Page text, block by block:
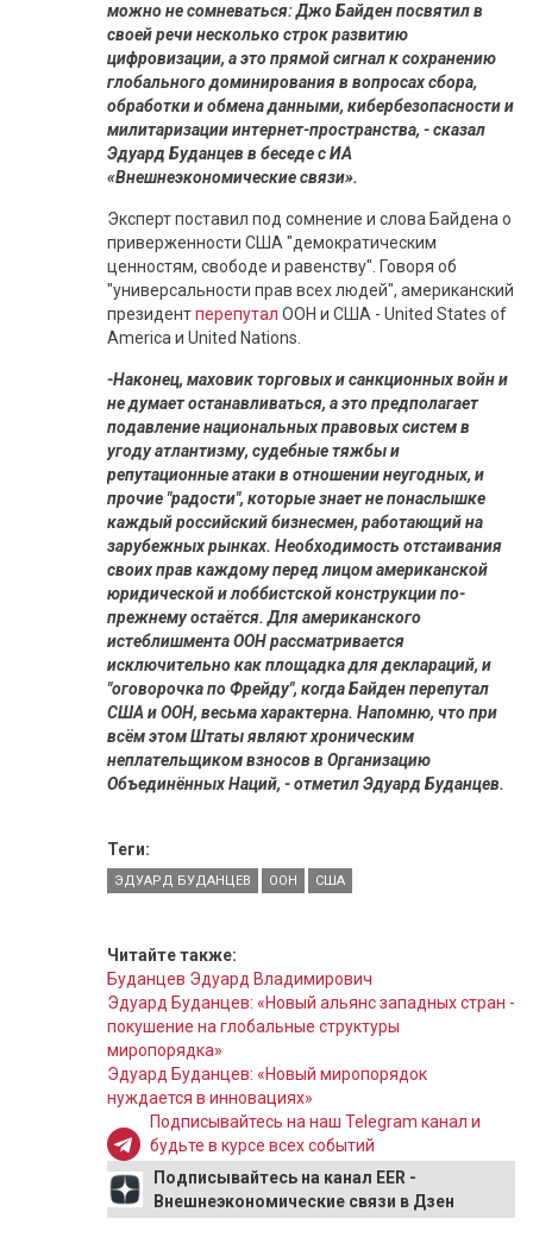
можно не сомневаться: Джо Байден посвятил в
своей речи несколько строк развитию
цифровизации, а это прямой сигнал к сохранению
глобального доминирования в вопросах сбора,
обработки и обмена данными, кибербезопасности и
милитаризации интернет-пространства, - сказал
Эдуард Буданцев в беседе с ИА
«Внешнеэкономические связи».
Эксперт поставил под сомнение и слова Байдена о
приверженности США "демократическим
ценностям, свободе и равенству". Говоря об
"универсальности прав всех людей", американский
президентперепутал ООН и США - United States of
America и United Nations.
-Наконец, маховик торговых и санкционных войн и
не думает останавливаться, а это предполагает
подавление национальных правовых систем в
угоду атлантизму, судебные тяжбы и
репутационные атаки в отношении неугодных, и
прочие "радости", которые знает не понаслышке
каждый российский бизнесмен, работающий на
зарубежных рынках. Необходимость отстаивания
своих прав каждому перед лицом американской
юридической и лоббистской конструкции по-
прежнему остаётся. Для американского
истеблишмента ООН рассматривается
исключительно как площадка для деклараций, и
"оговорочка по Фрейду", когда Байден перепутал
США и ООН, весьма характерна. Напомню, что при
всём этом Штаты являют хроническим
неплательщиком взносов в Организацию
Объединённых Наций, - отметил Эдуард Буданцев.
Теги:
ЭДУАРД БУДАНЦЕВ ООН США
Читайте также:
Буданцев Эдуард Владимирович
Эдуард Буданцев: «Новый альянс западных стран -
покушение на глобальные структуры
миропорядка»
Эдуард Буданцев: «Новый миропорядок
нуждается в инновациях»
Подписывайтесь на наш Telegram канал и
будьте в курсе всех событий
Подписывайтесь на канал EER -
Внешнеэкономические связи в Дзен